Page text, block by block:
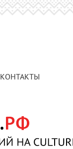
КОНТАКТЫ